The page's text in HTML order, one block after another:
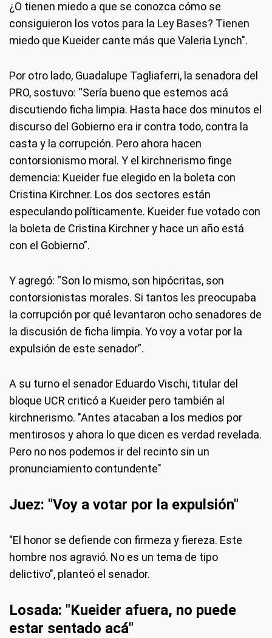
¿O tienen miedo a que se conozca cómo se
consiguieron los votos para la Ley Bases? Tienen
miedo que Kueider cante más que Valeria Lynch".
Por otro lado, Guadalupe Tagliaferri, la senadora del
PRO, sostuvo: “Sería bueno que estemos acá
discutiendo ficha limpia. Hasta hace dos minutos el
discurso del Gobierno era ir contra todo, contra la
casta y la corrupción. Pero ahora hacen
contorsionismo moral. Y el kirchnerismo finge
demencia: Kueider fue elegido en la boleta con
Cristina Kirchner. Los dos sectores están
especulando políticamente. Kueider fue votado con
la boleta de Cristina Kirchner y hace un año está
con el Gobierno”.
Y agregó: “Son lo mismo, son hipócritas, son
contorsionistas morales. Si tantos les preocupaba
la corrupción por qué levantaron ocho senadores de
la discusión de ficha limpia. Yo voy a votar por la
expulsión de este senador”.
A su turno el senador Eduardo Vischi, titular del
bloque UCR criticó a Kueider pero también al
kirchnerismo. "Antes atacaban a los medios por
mentirosos y ahora lo que dicen es verdad revelada.
Pero no nos podemos ir del recinto sin un
pronunciamiento contundente"
Juez: "Voy a votar por la expulsión"
"El honor se defiende con firmeza y fiereza. Este
hombre nos agravió. No es un tema de tipo
delictivo", planteó el senador.
Losada: "Kueider afuera, no puede
estar sentado acá"